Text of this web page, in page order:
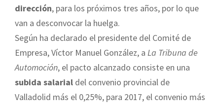
dirección, para los próximos tres años, por lo que
van a desconvocar la huelga.
Según ha declarado el presidente del Comité de
Empresa, Víctor Manuel González, a La Tribuna de
Automoción, el pacto alcanzado consiste en una
subida salarial del convenio provincial de
Valladolid más el 0,25%, para 2017, el convenio más